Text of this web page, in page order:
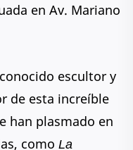
en Av. Mariano
escultor y
de esta increíble
han plasmado en
como La